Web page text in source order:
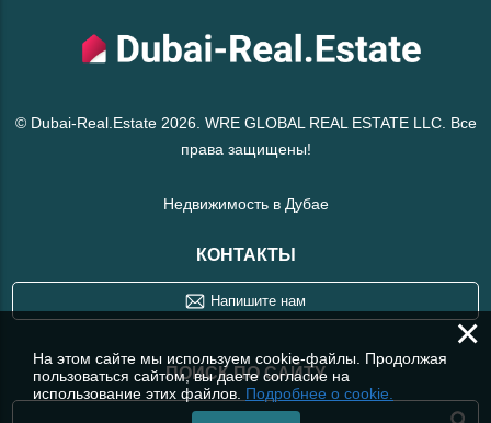
© Dubai-Real.Estate 2026. WRE GLOBAL REAL ESTATE LLC. Все
права защищены!
Недвижимость в Дубае
КОНТАКТЫ
Напишите нам
ПОИСК ПО САЙТУ
×
На этом сайте мы используем cookie-файлы. Продолжая
пользоваться сайтом, вы даете согласие на
использование этих файлов. Подробнее о cookie.